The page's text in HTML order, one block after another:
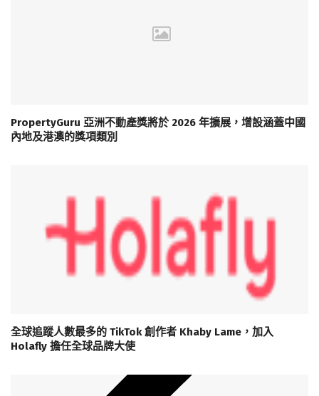
PropertyGuru 亞洲不動產獎將於 2026 年擴展，增設涵蓋中國
內地及港澳的獎項類別
全球追蹤人數最多的 TikTok 創作者 Khaby Lame，加入
Holafly 擔任全球品牌大使